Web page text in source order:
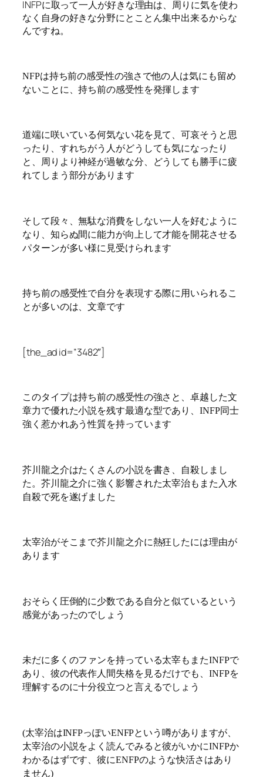
INFPに取って一人が好きな理由は、周りに気を使わ
なく自身の好きな分野にとことん集中出来るからな
んですね。
NFPは持ち前の感受性の強さで他の人は気にも留め
ないことに、持ち前の感受性を発揮します
道端に咲いている何気ない花を見て、可哀そうと思
ったり、すれちがう人がどうしても気になったり
と、周りより神経が過敏な分、どうしても勝手に疲
れてしまう部分があります
そして段々、無駄な消費をしない一人を好むように
なり、知らぬ間に能力が向上して才能を開花させる
パターンが多い様に見受けられます
持ち前の感受性で自分を表現する際に用いられるこ
とが多いのは、文章です
[the_ad id=”3482″]
このタイプは持ち前の感受性の強さと、卓越した文
章力で優れた小説を残す最適な型であり、INFP同士
強く惹かれあう性質を持っています
芥川龍之介はたくさんの小説を書き、自殺しまし
た。芥川龍之介に強く影響された太宰治もまた入水
自殺で死を遂げました
太宰治がそこまで芥川龍之介に熱狂したには理由が
あります
おそらく圧倒的に少数である自分と似ているという
感覚があったのでしょう
未だに多くのファンを持っている太宰もまたINFPで
あり、彼の代表作人間失格を見るだけでも、INFPを
理解するのに十分役立つと言えるでしょう
(太宰治はINFPっぽいENFPという噂がありますが、
太宰治の小説をよく読んでみると彼がいかにINFPか
わかるはずです、彼にENFPのような快活さはあり
ません)